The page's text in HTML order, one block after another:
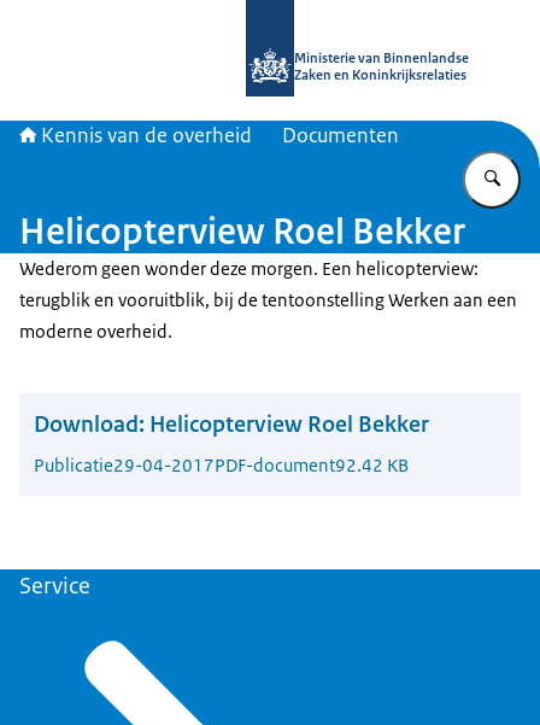
Ministerie van Binnenlandse
Zaken en Koninkrijksrelaties
Kennis van de overheid Documenten
Helicopterview Roel Bekker
Wederom geen wonder deze morgen. Een helicopterview:
terugblik en vooruitblik, bij de tentoonstelling Werken aan een
moderne overheid.
Download: Helicopterview Roel Bekker
Publicatie29-04-2017PDF-document92.42 KB
Service